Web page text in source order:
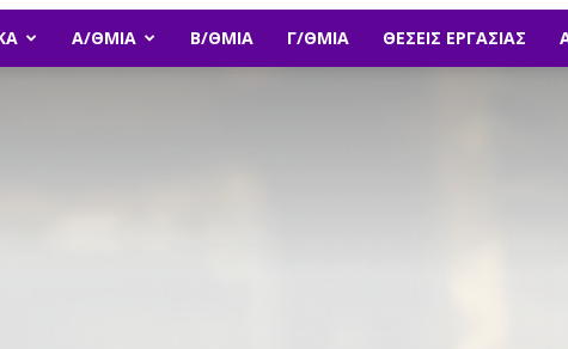
eduxanthi
Α/ΘΜΙΑ Β/ΘΜΙΑ Γ/ΘΜΙΑ ΘΈΣΕΙΣ ΕΡΓΑΣΊΑΣ